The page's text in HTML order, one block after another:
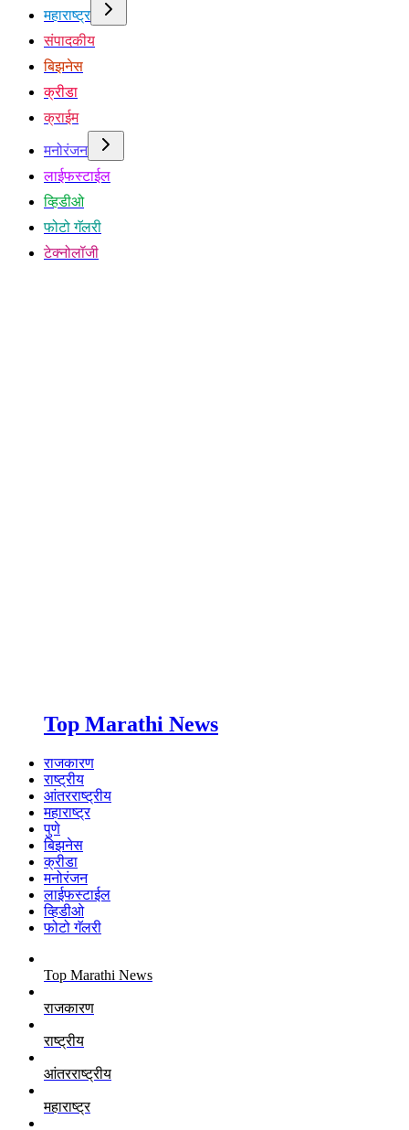
महाराष्ट्र
संपादकीय
बिझनेस
क्रीडा
क्राईम
मनोरंजन
लाईफस्टाईल
व्हिडीओ
फोटो गॅलरी
टेक्नोलॉजी
Top Marathi News
राजकारण
राष्ट्रीय
आंतरराष्ट्रीय
महाराष्ट्र
पुणे
बिझनेस
क्रीडा
मनोरंजन
लाईफस्टाईल
व्हिडीओ
फोटो गॅलरी
Top Marathi News
राजकारण
राष्ट्रीय
आंतरराष्ट्रीय
महाराष्ट्र